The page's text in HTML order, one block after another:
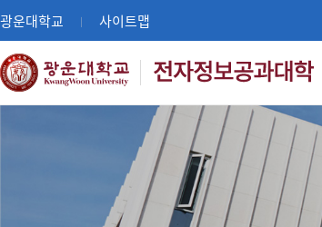
광운대학교 | 사이트맵